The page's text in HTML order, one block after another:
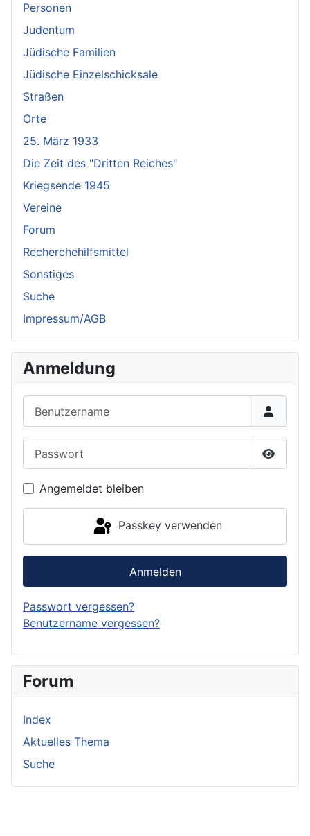
Personen
Judentum
Jüdische Familien
Jüdische Einzelschicksale
Straßen
Orte
25. März 1933
Die Zeit des "Dritten Reiches"
Kriegsende 1945
Vereine
Forum
Recherchehilfsmittel
Sonstiges
Suche
Impressum/AGB
Anmeldung
Angemeldet bleiben
Passkey verwenden
Anmelden
Passwort vergessen?
Benutzername vergessen?
Forum
Index
Aktuelles Thema
Suche